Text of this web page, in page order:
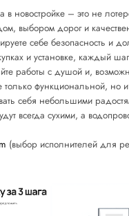
в новостройке – это не
выбором дорог и
себе безопасность и
и установке, каждый
работы с душой и,
только функциональной, но
себя небольшими
всегда сухими, а
(выбор исполнителей для